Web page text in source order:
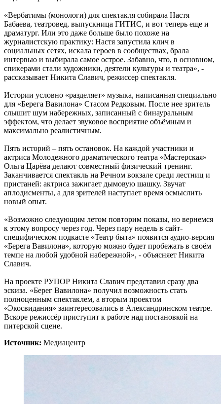
«Вербатимы (монологи) для спектакля собирала Настя
Бабаева, театровед, выпускница ГИТИС, и вот теперь еще и
драматург. Или это даже больше было похоже на
журналистскую практику: Настя запустила клич в
социальных сетях, искала героев в сообществах, брала
интервью и выбирала самое острое. Забавно, что, в основном,
спикерами стали художники, деятели культуры и театра», -
рассказывает Никита Славич, режиссер спектакля.
Истории условно «разделяет» музыка, написанная специально
для «Берега Вавилона» Стасом Редковым. После нее зритель
слышит шум набережных, записанный с бинауральным
эффектом, что делает звуковое восприятие объёмным и
максимально реалистичным.
Пять историй – пять остановок. На каждой участники и
актриса Молодежного драматического театра «Мастерская»
Ольга Царёва делают совместный физический тренинг.
Заканчивается спектакль на Речном вокзале среди лестниц и
пристаней: актриса зажигает дымовую шашку. Звучат
аплодисменты, а для зрителей наступает время осмыслить
новый опыт.
«Возможно следующим летом повторим показы, но вернемся
к этому вопросу через год. Через пару недель в сайт-
специфическом подкасте «Театр быта» появится аудио-версия
«Берега Вавилона», которую можно будет пробежать в своём
темпе на любой удобной набережной», - объясняет Никита
Славич.
На проекте РУПОР Никита Славич представил сразу два
эскиза. «Берег Вавилона» получил возможность стать
полноценным спектаклем, а вторым проектом
«Экосвидания» заинтересовались в Александринском театре.
Вскоре режиссёр приступит к работе над постановкой на
питерской сцене.
Источник: Медиацентр